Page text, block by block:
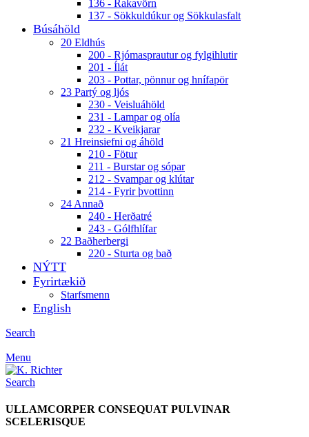
136 - Rakavörn
137 - Sökkuldúkur og Sökkulasfalt
Búsáhöld
20 Eldhús
200 - Rjómasprautur og fylgihlutir
201 - Ílát
203 - Pottar, pönnur og hnífapör
23 Partý og ljós
230 - Veisluáhöld
231 - Lampar og olía
232 - Kveikjarar
21 Hreinsiefni og áhöld
210 - Fötur
211 - Burstar og sópar
212 - Svampar og klútar
214 - Fyrir þvottinn
24 Annað
240 - Herðatré
243 - Gólfhlífar
22 Baðherbergi
220 - Sturta og bað
NÝTT
Fyrirtækið
Starfsmenn
English
Search
Menu
Search
ULLAMCORPER CONSEQUAT PULVINAR
SCELERISQUE